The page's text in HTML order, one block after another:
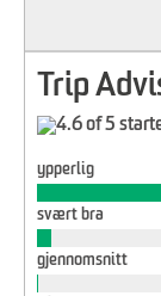
Trip
ypperlig
svært bra
gjennomsnitt